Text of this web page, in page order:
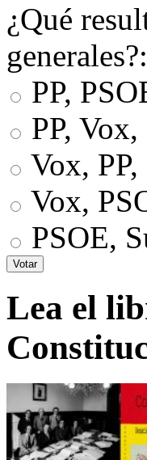
¿Qué
generales?:
PP,
PP,
Vox,
Vox,
PSOE,
Lea el